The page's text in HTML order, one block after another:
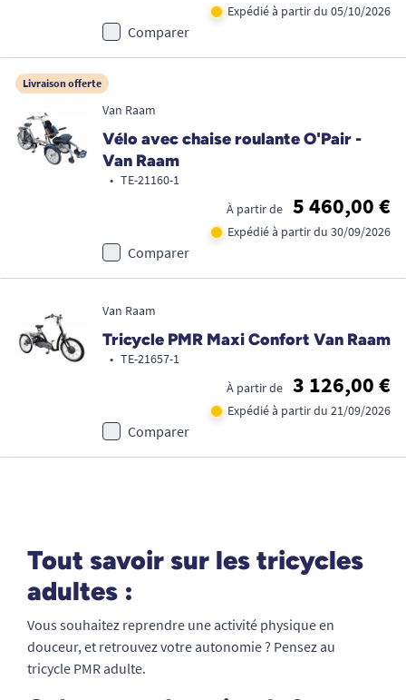
Expédié à partir du 05/10/2026
Comparer
Livraison offerte
Van Raam
Vélo avec chaise roulante O'Pair -
Van Raam
• TE-21160-1
À partir de
5 460,00 €
Expédié à partir du 30/09/2026
Comparer
Van Raam
Tricycle PMR Maxi Confort Van Raam
• TE-21657-1
À partir de
3 126,00 €
Expédié à partir du 21/09/2026
Comparer
Tout savoir sur les tricycles
adultes :
Vous souhaitez reprendre une activité physique en
douceur, et retrouvez votre autonomie ? Pensez au
tricycle PMR adulte.